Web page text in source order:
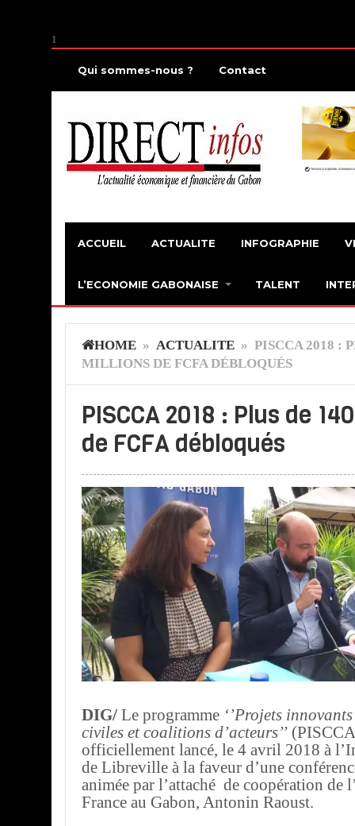
1
Qui sommes-nous ? Contact
ACCUEIL ACTUALITE INFOGRAPHIE
L’ECONOMIE GABONAISE TALENT
HOME » ACTUALITE » PISCCA 2018 :
MILLIONS DE FCFA DÉBLOQUÉS
PISCCA 2018 : Plus de
de FCFA débloqués
DIG/ Le programme ‘’Projets
civiles et coalitions d’acteurs’’
officiellement lancé, le 4 avril 2018 à
de Libreville à la faveur d’une
animée par l’attaché de coopération de
France au Gabon, Antonin Raoust.